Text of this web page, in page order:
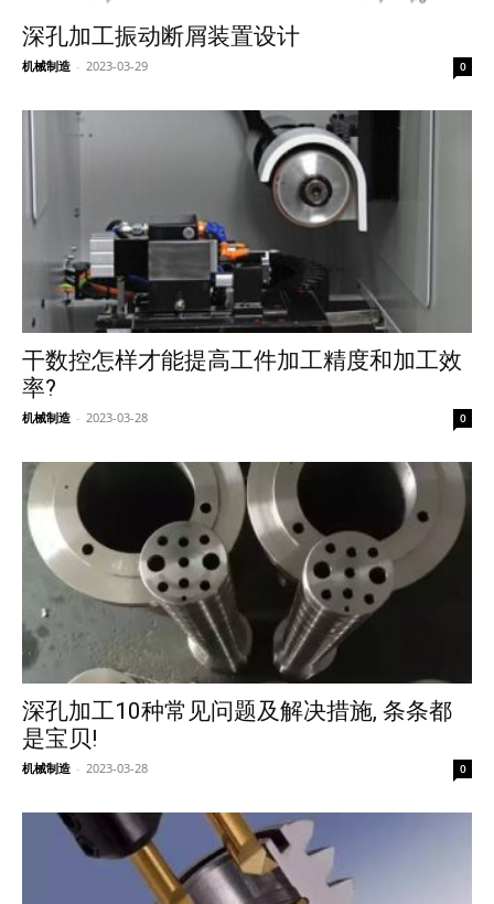
深孔加工振动断屑装置设计
机械制造 - 2023-03-29 0
干数控怎样才能提高工件加工精度和加工效
率?
机械制造 - 2023-03-28 0
深孔加工10种常见问题及解决措施, 条条都
是宝贝!
机械制造 - 2023-03-28 0